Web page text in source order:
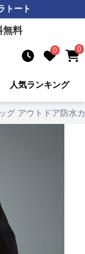
トート
無料
0 0
人気ランキング
グ アウトドア防水